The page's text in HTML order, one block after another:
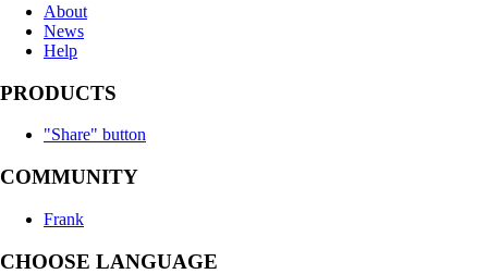
About
News
Help
PRODUCTS
"Share" button
COMMUNITY
Frank
CHOOSE LANGUAGE